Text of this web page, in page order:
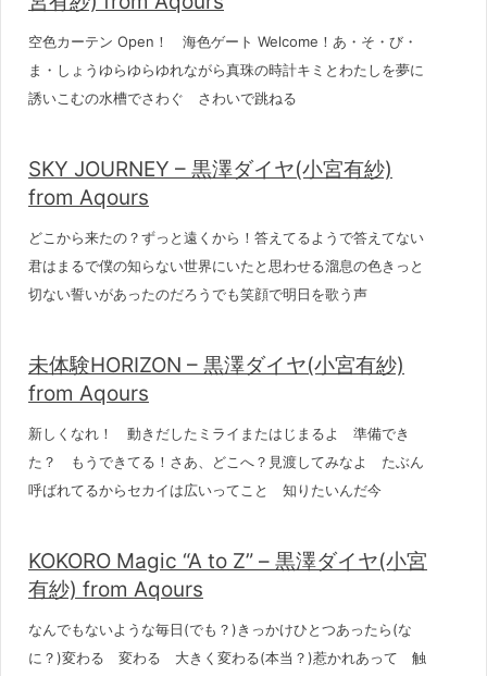
空色カーテン Open！ 海色ゲート Welcome！あ・そ・び・
ま・しょうゆらゆらゆれながら真珠の時計キミとわたしを夢に
誘いこむの水槽でさわぐ さわいで跳ねる
SKY JOURNEY – 黒澤ダイヤ(小宮有紗)
from Aqours
どこから来たの？ずっと遠くから！答えてるようで答えてない
君はまるで僕の知らない世界にいたと思わせる溜息の色きっと
切ない誓いがあったのだろうでも笑顔で明日を歌う声
未体験HORIZON – 黒澤ダイヤ(小宮有紗)
from Aqours
新しくなれ！ 動きだしたミライまたはじまるよ 準備でき
た？ もうできてる！さあ、どこへ？見渡してみなよ たぶん
呼ばれてるからセカイは広いってこと 知りたいんだ今
KOKORO Magic “A to Z” – 黒澤ダイヤ(小宮
有紗) from Aqours
なんでもないような毎日(でも？)きっかけひとつあったら(な
に？)変わる 変わる 大きく変わる(本当？)惹かれあって 触